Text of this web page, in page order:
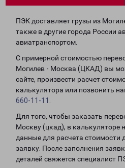
ПЭК доставляет грузы из
также в другие города России
авиатранспортом.
С примерной стоимостью
Могилев - Москва (ЦКАД) вы
сайте, произвести расчет
калькулятора или позвонить
660-11-11
Для того, чтобы заказать
Москву (цкад), в калькуляторе
данные для расчета стоимости
заявку. После заполнения
деталей свяжется специалист